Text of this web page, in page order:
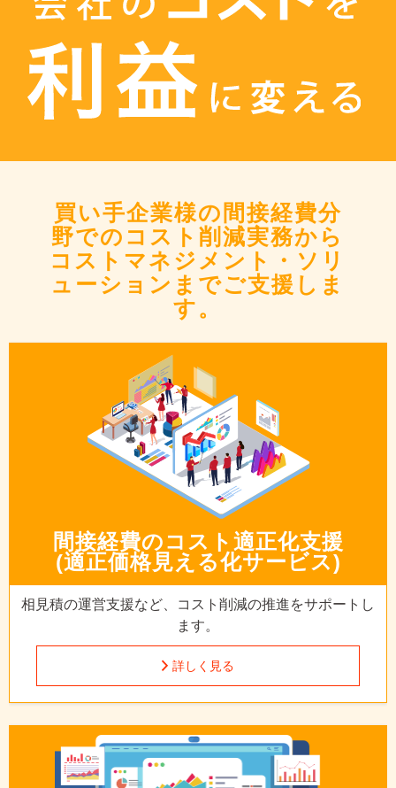
買い手企業様の間接経費分
野でのコスト削減実務から
コストマネジメント・ソリ
ューションまでご支援しま
す。
間接経費のコスト適正化支援
(適正価格見える化サービス)
相見積の運営支援など、
コスト削減の推進をサポートし
ます。
詳しく見る